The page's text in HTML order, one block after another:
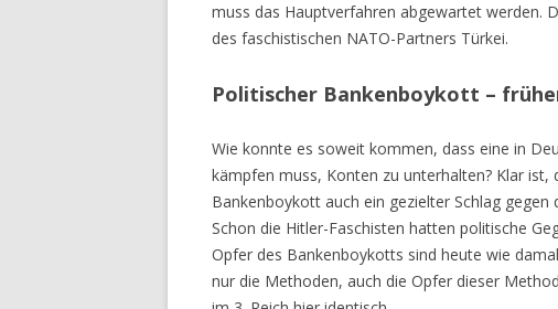
muss das Hauptverfahren abgewartet werden.
des faschistischen NATO-Partners Türkei.
Politischer Bankenboykott –
Wie konnte es soweit kommen, dass eine in
kämpfen muss, Konten zu unterhalten? Klar
Bankenboykott auch ein gezielter Schlag
Schon die Hitler-Faschisten hatten politische
Opfer des Bankenboykotts sind heute wie
nur die Methoden, auch die Opfer dieser